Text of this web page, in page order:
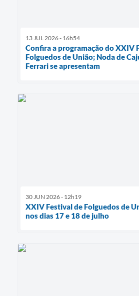
13 JUL 2026 - 16h54
Confira a programação do XXIV
Folguedos de União; Noda de
Ferrari se apresentam
30 JUN 2026 - 12h19
XXIV Festival de Folguedos de
nos dias 17 e 18 de julho